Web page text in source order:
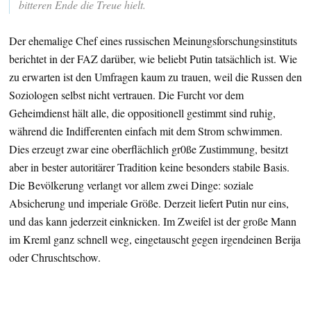
bitteren Ende die Treue hielt.
Der ehemalige Chef eines russischen Meinungsforschungsinstituts
berichtet in der FAZ darüber, wie beliebt Putin tatsächlich ist. Wie
zu erwarten ist den Umfragen kaum zu trauen, weil die Russen den
Soziologen selbst nicht vertrauen. Die Furcht vor dem
Geheimdienst hält alle, die oppositionell gestimmt sind ruhig,
während die Indifferenten einfach mit dem Strom schwimmen.
Dies erzeugt zwar eine oberflächlich gr0ße Zustimmung, besitzt
aber in bester autoritärer Tradition keine besonders stabile Basis.
Die Bevölkerung verlangt vor allem zwei Dinge: soziale
Absicherung und imperiale Größe. Derzeit liefert Putin nur eins,
und das kann jederzeit einknicken. Im Zweifel ist der große Mann
im Kreml ganz schnell weg, eingetauscht gegen irgendeinen Berija
oder Chruschtschow.